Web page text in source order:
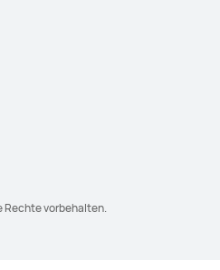
Rechte vorbehalten.